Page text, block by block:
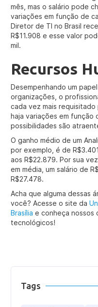
mês, mas o salário pode
variações em função de
Diretor de TI no Brasil
R$11.908 e esse valor
mil.
Recursos
Desempenhando um
organizações, o
cada vez mais
haja variações em função
possibilidades são
O ganho médio de um
por exemplo, é de
aos R$22.879. Por sua
em média, um salário de
R$27.478.
Acha que alguma dessas
você? Acesse o site da
Brasília e conheça nossos
tecnológicos!
Tags